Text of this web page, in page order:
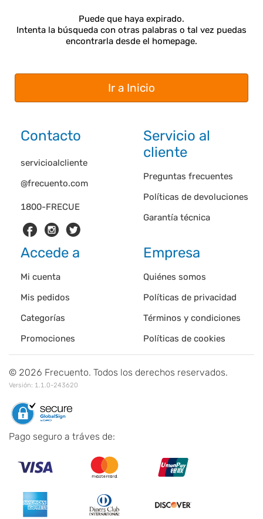
Puede que haya expirado.
Intenta la búsqueda con otras palabras o tal vez puedas
encontrarla desde el homepage.
Ir a Inicio
Contacto
1800-FRECUE
servicioalcliente
@frecuento.com
Servicio al
cliente
Preguntas frecuentes
Políticas de devoluciones
Garantía técnica
Accede a
Mi cuenta
Mis pedidos
Categorías
Promociones
Empresa
Quiénes somos
Políticas de privacidad
Términos y condiciones
Políticas de cookies
© 2026 Frecuento. Todos los derechos reservados.
Versión: 1.1.0-243620
Pago seguro a tráves de: